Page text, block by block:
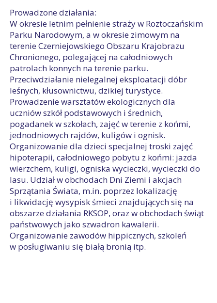
Prowadzone działania:
W okresie letnim pełnienie straży w Roztoczańskim
Parku Narodowym, a w okresie zimowym na
terenie Czerniejowskiego Obszaru Krajobrazu
Chronionego, polegającej na całodniowych
patrolach konnych na terenie parku.
Przeciwdziałanie nielegalnej eksploatacji dóbr
leśnych, kłusownictwu, dzikiej turystyce.
Prowadzenie warsztatów ekologicznych dla
uczniów szkół podstawowych i średnich,
pogadanek w szkołach, zajęć w terenie z końmi,
jednodniowych rajdów, kuligów i ognisk.
Organizowanie dla dzieci specjalnej troski zajęć
hipoterapii, całodniowego pobytu z końmi: jazda
wierzchem, kuligi, ogniska wycieczki, wycieczki do
lasu. Udział w obchodach Dni Ziemi i akcjach
Sprzątania Świata, m.in. poprzez lokalizację
i likwidację wysypisk śmieci znajdujących się na
obszarze działania RKSOP, oraz w obchodach świąt
państwowych jako szwadron kawalerii.
Organizowanie zawodów hippicznych, szkoleń
w posługiwaniu się białą bronią itp.